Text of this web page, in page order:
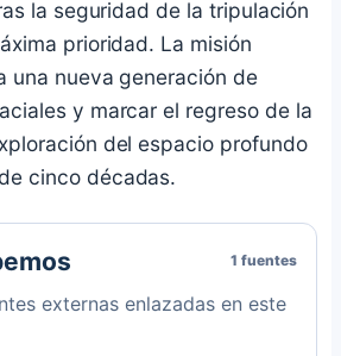
la seguridad de la tripulación
prioridad. La misión
una nueva generación de
y marcar el regreso de la
del espacio profundo
cinco décadas.
1 fuentes
externas enlazadas en este